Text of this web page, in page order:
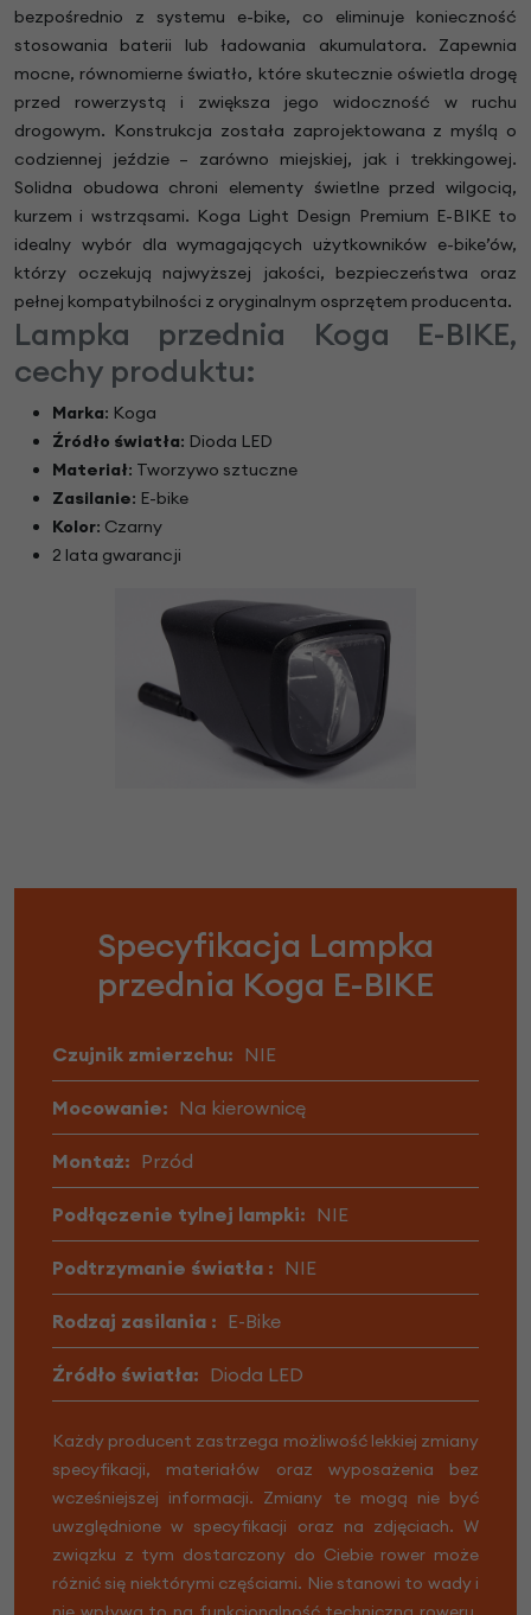
bezpośrednio z systemu e-bike, co eliminuje konieczność
stosowania baterii lub ładowania akumulatora. Zapewnia
mocne, równomierne światło, które skutecznie oświetla drogę
przed rowerzystą i zwiększa jego widoczność w ruchu
drogowym. Konstrukcja została zaprojektowana z myślą o
codziennej jeździe – zarówno miejskiej, jak i trekkingowej.
Solidna obudowa chroni elementy świetlne przed wilgocią,
kurzem i wstrząsami. Koga Light Design Premium E-BIKE to
idealny wybór dla wymagających użytkowników e-bike’ów,
którzy oczekują najwyższej jakości, bezpieczeństwa oraz
pełnej kompatybilności z oryginalnym osprzętem producenta.
Lampka przednia Koga E-BIKE,
cechy produktu:
Marka: Koga
Źródło światła: Dioda LED
Materiał: Tworzywo sztuczne
Zasilanie: E-bike
Kolor: Czarny
2 lata gwarancji
Specyfikacja Lampka
przednia Koga E-BIKE
Czujnik zmierzchu: NIE
Mocowanie: Na kierownicę
Montaż: Przód
Podłączenie tylnej lampki: NIE
Podtrzymanie światła : NIE
Rodzaj zasilania : E-Bike
Źródło światła: Dioda LED
Każdy producent zastrzega możliwość lekkiej zmiany
specyfikacji, materiałów oraz wyposażenia bez
wcześniejszej informacji. Zmiany te mogą nie być
uwzględnione w specyfikacji oraz na zdjęciach. W
związku z tym dostarczony do Ciebie rower może
różnić się niektórymi częściami. Nie stanowi to wady i